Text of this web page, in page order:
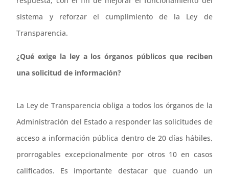
sistema y reforzar el cumplimiento de la Ley de
Transparencia.
¿Qué exige la ley a los órganos públicos que reciben
una solicitud de información?
La Ley de Transparencia obliga a todos los órganos de la
Administración del Estado a responder las solicitudes de
acceso a información pública dentro de 20 días hábiles,
prorrogables excepcionalmente por otros 10 en casos
calificados. Es importante destacar que cuando un